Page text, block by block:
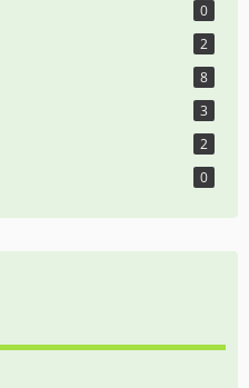
0
2
8
3
2
0